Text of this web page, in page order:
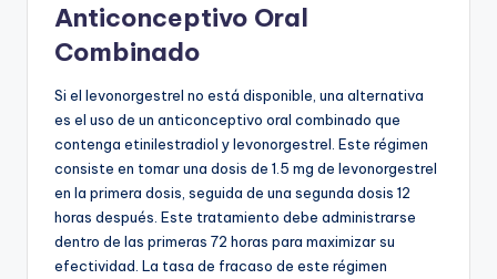
Anticonceptivo Oral
Combinado
Si el levonorgestrel no está disponible, una alternativa
es el uso de un anticonceptivo oral combinado que
contenga etinilestradiol y levonorgestrel. Este régimen
consiste en tomar una dosis de 1.5 mg de levonorgestrel
en la primera dosis, seguida de una segunda dosis 12
horas después. Este tratamiento debe administrarse
dentro de las primeras 72 horas para maximizar su
efectividad. La tasa de fracaso de este régimen